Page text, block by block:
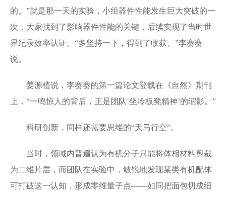
的。”就是那一天的实验，小组器件性能发生巨大突破的一
次，大家找到了影响器件性能的关键，后续实现了当时世
界纪录效率认证。“多坚持一下，得到了收获。”李赛赛
说。
姜源植说，李赛赛的第一篇论文登载在《自然》期刊
上，“一鸣惊人的背后，正是团队‘坐冷板凳精神’的缩影。”
科研创新，同样还需要思维的“天马行空”。
当时，领域内普遍认为有机分子只能将体相材料剪裁
为二维片层，而团队在实验中，敏锐地发现某类有机配体
可打破这一认知，形成零维量子点——如同把面包切成细